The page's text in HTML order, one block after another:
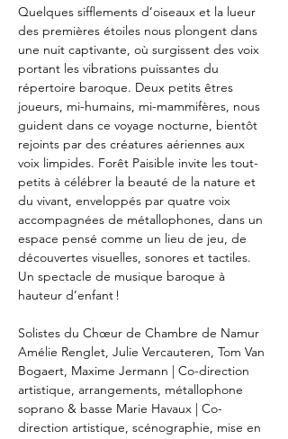
Quelques sifflements d’oiseaux et la lueur
des premières étoiles nous plongent dans
une nuit captivante, où surgissent des voix
portant les vibrations puissantes du
répertoire baroque. Deux petits êtres
joueurs, mi-humains, mi-mammifères, nous
guident dans ce voyage nocturne, bientôt
rejoints par des créatures aériennes aux
voix limpides. Forêt Paisible invite les tout-
petits à célébrer la beauté de la nature et
du vivant, enveloppés par quatre voix
accompagnées de métallophones, dans un
espace pensé comme un lieu de jeu, de
découvertes visuelles, sonores et tactiles.
Un spectacle de musique baroque à
hauteur d’enfant !
Solistes du Chœur de Chambre de Namur
Amélie Renglet, Julie Vercauteren, Tom Van
Bogaert, Maxime Jermann | Co-direction
artistique, arrangements, métallophone
soprano & basse Marie Havaux | Co-
direction artistique, scénographie, mise en